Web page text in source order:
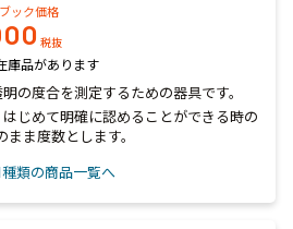
ック価格
税抜
庫品があります
の度合を測定するための器具です。
じめて明確に認めることができる時の
ま度数とします。
種類の商品一覧へ